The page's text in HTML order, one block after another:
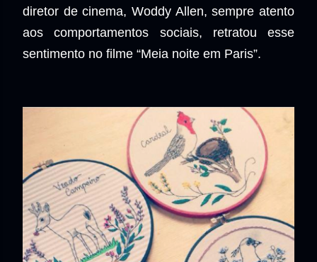
diretor de cinema, Woddy Allen, sempre atento
aos comportamentos sociais, retratou esse
sentimento no filme “Meia noite em Paris”.